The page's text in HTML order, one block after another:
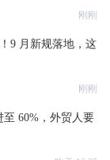
刚刚
9 月新规落地，这
刚刚
60%，外贸人要